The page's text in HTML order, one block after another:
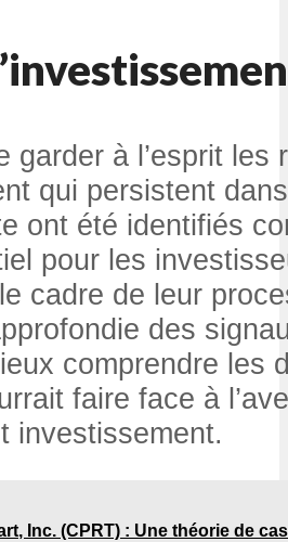
garder à l’esprit les
qui persistent
ont été identifiés
pour les
cadre de leur
des
comprendre les
faire face à
investissement.
Inc. (CPRT) : Une théorie de